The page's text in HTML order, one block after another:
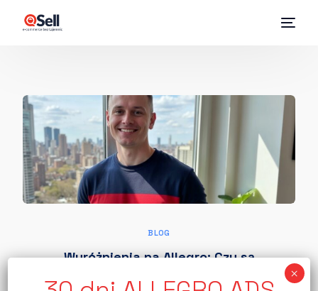
BLOG
Wyróżnienia na Allegro: Czy są